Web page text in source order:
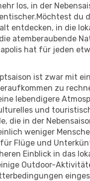
los, in der
du
entdecken, in die
atemberaubende
hat für jeden
ist zwar mit
zu
lebendigere
und
die in der
weniger
Flüge und
Einblick in das
Outdoor-